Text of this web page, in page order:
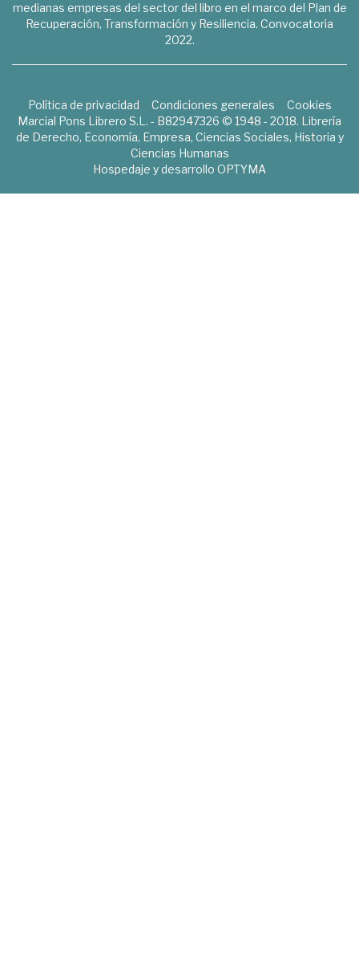
medianas empresas del sector del libro en el marco del Plan de
Recuperación, Transformación y Resiliencia. Convocatoria
2022.
Política de privacidad Condiciones generales
Cookies
Marcial Pons Librero S.L. - B82947326 © 1948 - 2018. Librería
de Derecho, Economía, Empresa, Ciencias Sociales, Historia y
Ciencias Humanas
Hospedaje y desarrollo OPTYMA